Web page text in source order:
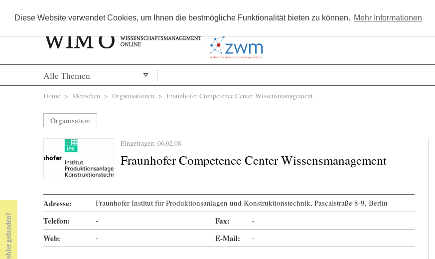
Diese Website verwendet Cookies, um Ihnen die bestmögliche Funktionalität bieten zu können. Mehr Informationen
Kostenlos registrieren
Alle Themen
Sie sind hier
Home > Menschen > Organisationen > Fraunhofer Competence Center Wissensmanagement
Organisation
Eingetragen: 06.02.08
Fraunhofer Competence Center Wissensmanagement
Adresse: Fraunhofer Institut für Produktionsanlagen und Konstruktionstechnik, Pascalstraße 8-9, Berlin
Telefon: - Fax: -
Web: - E-Mail: -